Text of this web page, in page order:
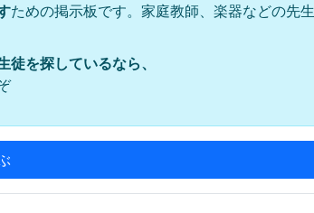
ための掲示板です。家庭教師、楽器などの先
を探しているなら、